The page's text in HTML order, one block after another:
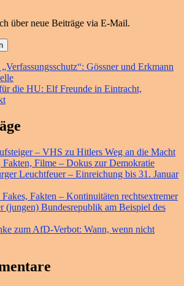
über neue Beiträge via E-Mail.
Gössner und Erkmann
die HU: Elf Freunde in Eintracht,
– VHS zu Hitlers Weg an die Macht
Fakten, Filme – Dokus zur Demokratie
Leuchtfeuer – Einreichung bis 31. Januar
Fakten – Kontinuitäten rechtsextremer
(jungen) Bundesrepublik am Beispiel des
zum AfD-Verbot: Wann, wenn nicht